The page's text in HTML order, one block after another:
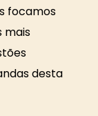
focamos
mais
desta